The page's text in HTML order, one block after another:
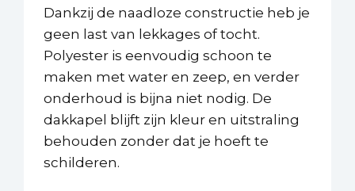
Dankzij de naadloze constructie heb je
geen last van lekkages of tocht.
Polyester is eenvoudig schoon te
maken met water en zeep, en verder
onderhoud is bijna niet nodig. De
dakkapel blijft zijn kleur en uitstraling
behouden zonder dat je hoeft te
schilderen.